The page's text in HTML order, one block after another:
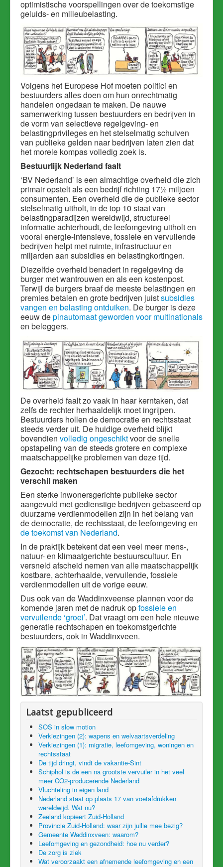
optimistische voorspellingen over de toekomstige
geluids- en milieubelasting.
Volgens het Europese Hof moeten politici en
bestuurders alles doen om hun onrechtmatig
handelen ongedaan te maken. De nauwe
samenwerking tussen bestuurders en bedrijven in
de vorm van selectieve regelgeving- en
belastingprivileges en het stelselmatig schuiven
van publieke gelden naar bedrijven laten zien dat
het morele kompas volledig zoek is.
Bestuurlijk Nederland faalt
‘BV Nederland’ is een almachtige overheid die zich
primair opstelt als een bedrijf richting 17½ miljoen
consumenten. Een overheid die de publieke sector
stelselmatig uitholt, in de top 10 staat van
belastingparadijzen wereldwijd, structureel
informatie achterhoudt, de leefomgeving uitholt en
vooral energie-intensieve, fossiele en vervuilende
bedrijven helpt met ruimte, infrastructuur en
miljarden aan subsidies en belastingkortingen.
Diezelfde overheid benadert in regelgeving de
burger met wantrouwen en als een kostenpost.
Terwijl de burgers braaf de meeste belastingen en
premies betalen en grote bedrijven juistsubsidies
vangen en belasting ontduiken. De burger is deze
eeuw depinautomaat geworden voor multinationals
en beleggers.
De overheid faalt zo vaak in haar kerntaken, dat
zelfs de rechter herhaaldelijk moet ingrijpen.
Bestuurders hollen de democratie en rechtsstaat
steeds verder uit. De huidige overheid blijkt
bovendien volledig ongeschiktvoor de snelle
opstapeling van de steeds grotere en complexe
maatschappelijke problemen van deze tijd.
Gezocht: rechtschapen bestuurders die het
verschil maken
Een sterke inwonersgerichte publieke sector
aangevuld met gedienstige bedrijven gebaseerd op
duurzame verdienmodellen zijn in het belang van
de democratie, de rechtsstaat, de leefomgeving en
de toekomst van Nederland.
In de praktijk betekent dat een veel meer mens-,
natuur- en klimaatgerichte bestuurscultuur. En
versneld afscheid nemen van alle maatschappelijk
kostbare, achterhaalde, vervuilende, fossiele
verdienmodellen uit de vorige eeuw.
Dus ook van de Waddinxveense plannen voor de
komende jaren met de nadruk opfossiele en
vervuilende ‘groei’. Dat vraagt om een hele nieuwe
generatie rechtschapen en toekomstgerichte
bestuurders, ook in Waddinxveen.
Laatst gepubliceerd
SOS in slow motion
Verkiezingen (2): wapens en welvaartsverdeling
Verkiezingen (1): migratie, leefomgeving, woningen en
rechtsstaat
De tijd dringt, vindt de vakantie-Sint
Schiphol is de een na grootste vervuiler in het veel
meer CO2-producerende Nederland
Vluchteling in eigen land
Nederland staat op plaats 17 van voetafdrukken
wereldwijd. Wat nu?
Zeeland kopieert Zuid-Holland
Provincie Zuid-Holland: waar zijn jullie mee bezig?
Gemeente Waddinxveen: waarom?
Leefomgeving en gezondheid: hoe nu verder?
De zorg is ziek
Wat veroorzaakt een afnemende leefomgeving en een